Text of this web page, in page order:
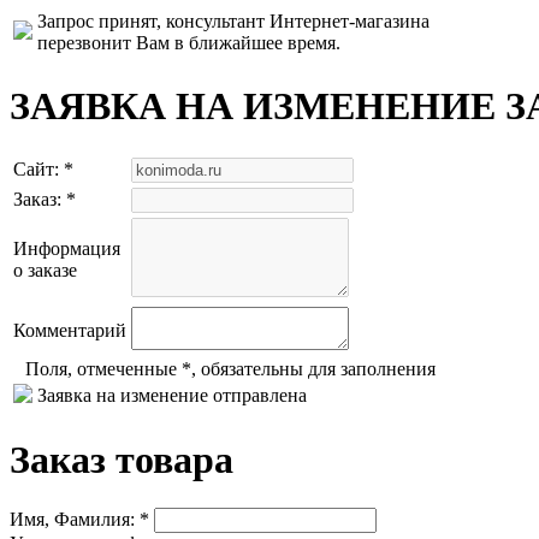
Запрос принят, консультант Интернет-магазина
перезвонит Вам в ближайшее время.
ЗАЯВКА НА ИЗМЕНЕНИЕ
Сайт: *
Заказ: *
Информация
о заказе
Комментарий
Поля, отмеченные *, обязательны для заполнения
Заявка на изменение отправлена
Заказ товара
Имя, Фамилия: *